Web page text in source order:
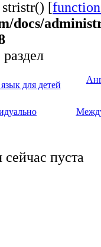
stristr() [
docs/
для детей
сейчас пуста